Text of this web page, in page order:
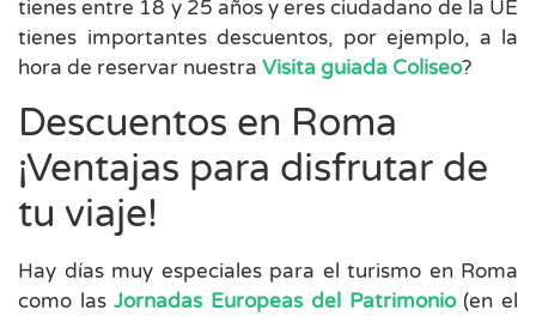
tienes entre 18 y 25 años y eres ciudadano de la UE
tienes importantes descuentos, por ejemplo, a la
hora de reservar nuestra Visita guiada Coliseo?
Descuentos en Roma
¡Ventajas para disfrutar de
tu viaje!
Hay días muy especiales para el turismo en Roma
como lasJornadas Europeas del Patrimonio(en el